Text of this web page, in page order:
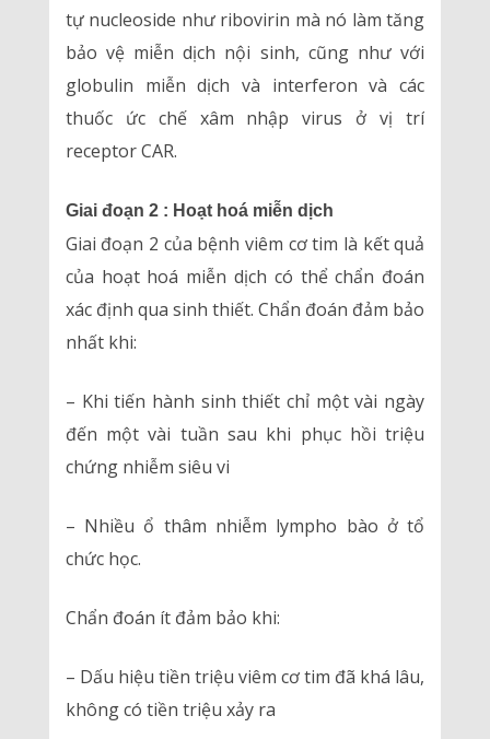
tự nucleoside như ribovirin mà nó làm tăng
bảo vệ miễn dịch nội sinh, cũng như với
globulin miễn dịch và interferon và các
thuốc ức chế xâm nhập virus ở vị trí
receptor CAR.
Giai đoạn 2 : Hoạt hoá miễn dịch
Giai đoạn 2 của bệnh viêm cơ tim là kết quả
của hoạt hoá miễn dịch có thể chẩn đoán
xác định qua sinh thiết. Chẩn đoán đảm bảo
nhất khi:
– Khi tiến hành sinh thiết chỉ một vài ngày
đến một vài tuần sau khi phục hồi triệu
chứng nhiễm siêu vi
– Nhiều ổ thâm nhiễm lympho bào ở tổ
chức học.
Chẩn đoán ít đảm bảo khi:
– Dấu hiệu tiền triệu viêm cơ tim đã khá lâu,
không có tiền triệu xảy ra